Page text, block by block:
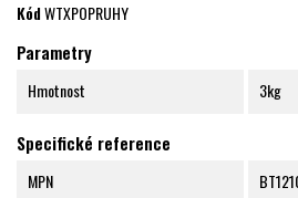
KódWTXPOPRUHY
Parametry
Hmotnost 3kg
Specifické reference
MPN